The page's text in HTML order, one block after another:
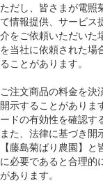
ただし、皆さまが電照
て情報提供、サービス
介をご依頼いただいた
を当社に依頼された場
ることがあります。
ご注文商品の料金を決
開示することがありま
ードの有効性を確認す
また、法律に基づき開
【藤島菊ばり農園】
に必要であると合理的
があります。